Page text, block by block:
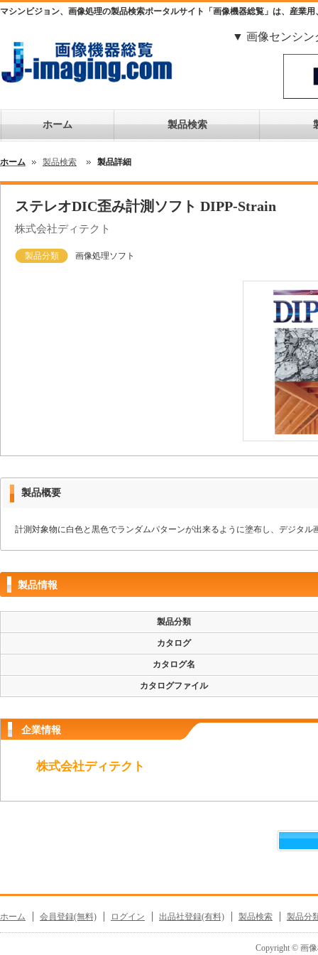
マシンビジョン、画像処理の製品検索ポータルサイト「画像機器総覧」は、産業
▼ 画像センシ
ホーム 製品検索
ホーム 製品検索 製品詳細
ステレオDIC歪み計測ソフト DIPP-Strain
株式会社ディテクト
製品分類 画像処理ソフト
製品概要
計測対象物に白色と黒色でランダムパターンが出来るように塗布し、デジタル
製品情報
製品分類
カタログ
カタログ名
カタログファイル
企業情報
株式会社ディテクト
ホーム 会員登録(無料) ログイン 出品社登録(有料) 製品検索 製品分
Copyright © 画像